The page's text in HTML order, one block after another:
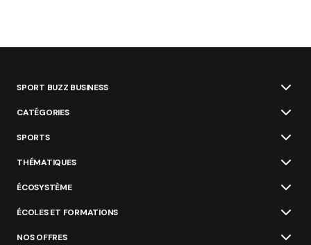
SPORT BUZZ BUSINESS
CATÉGORIES
SPORTS
THÉMATIQUES
ÉCOSYSTÈME
ÉCOLES ET FORMATIONS
NOS OFFRES